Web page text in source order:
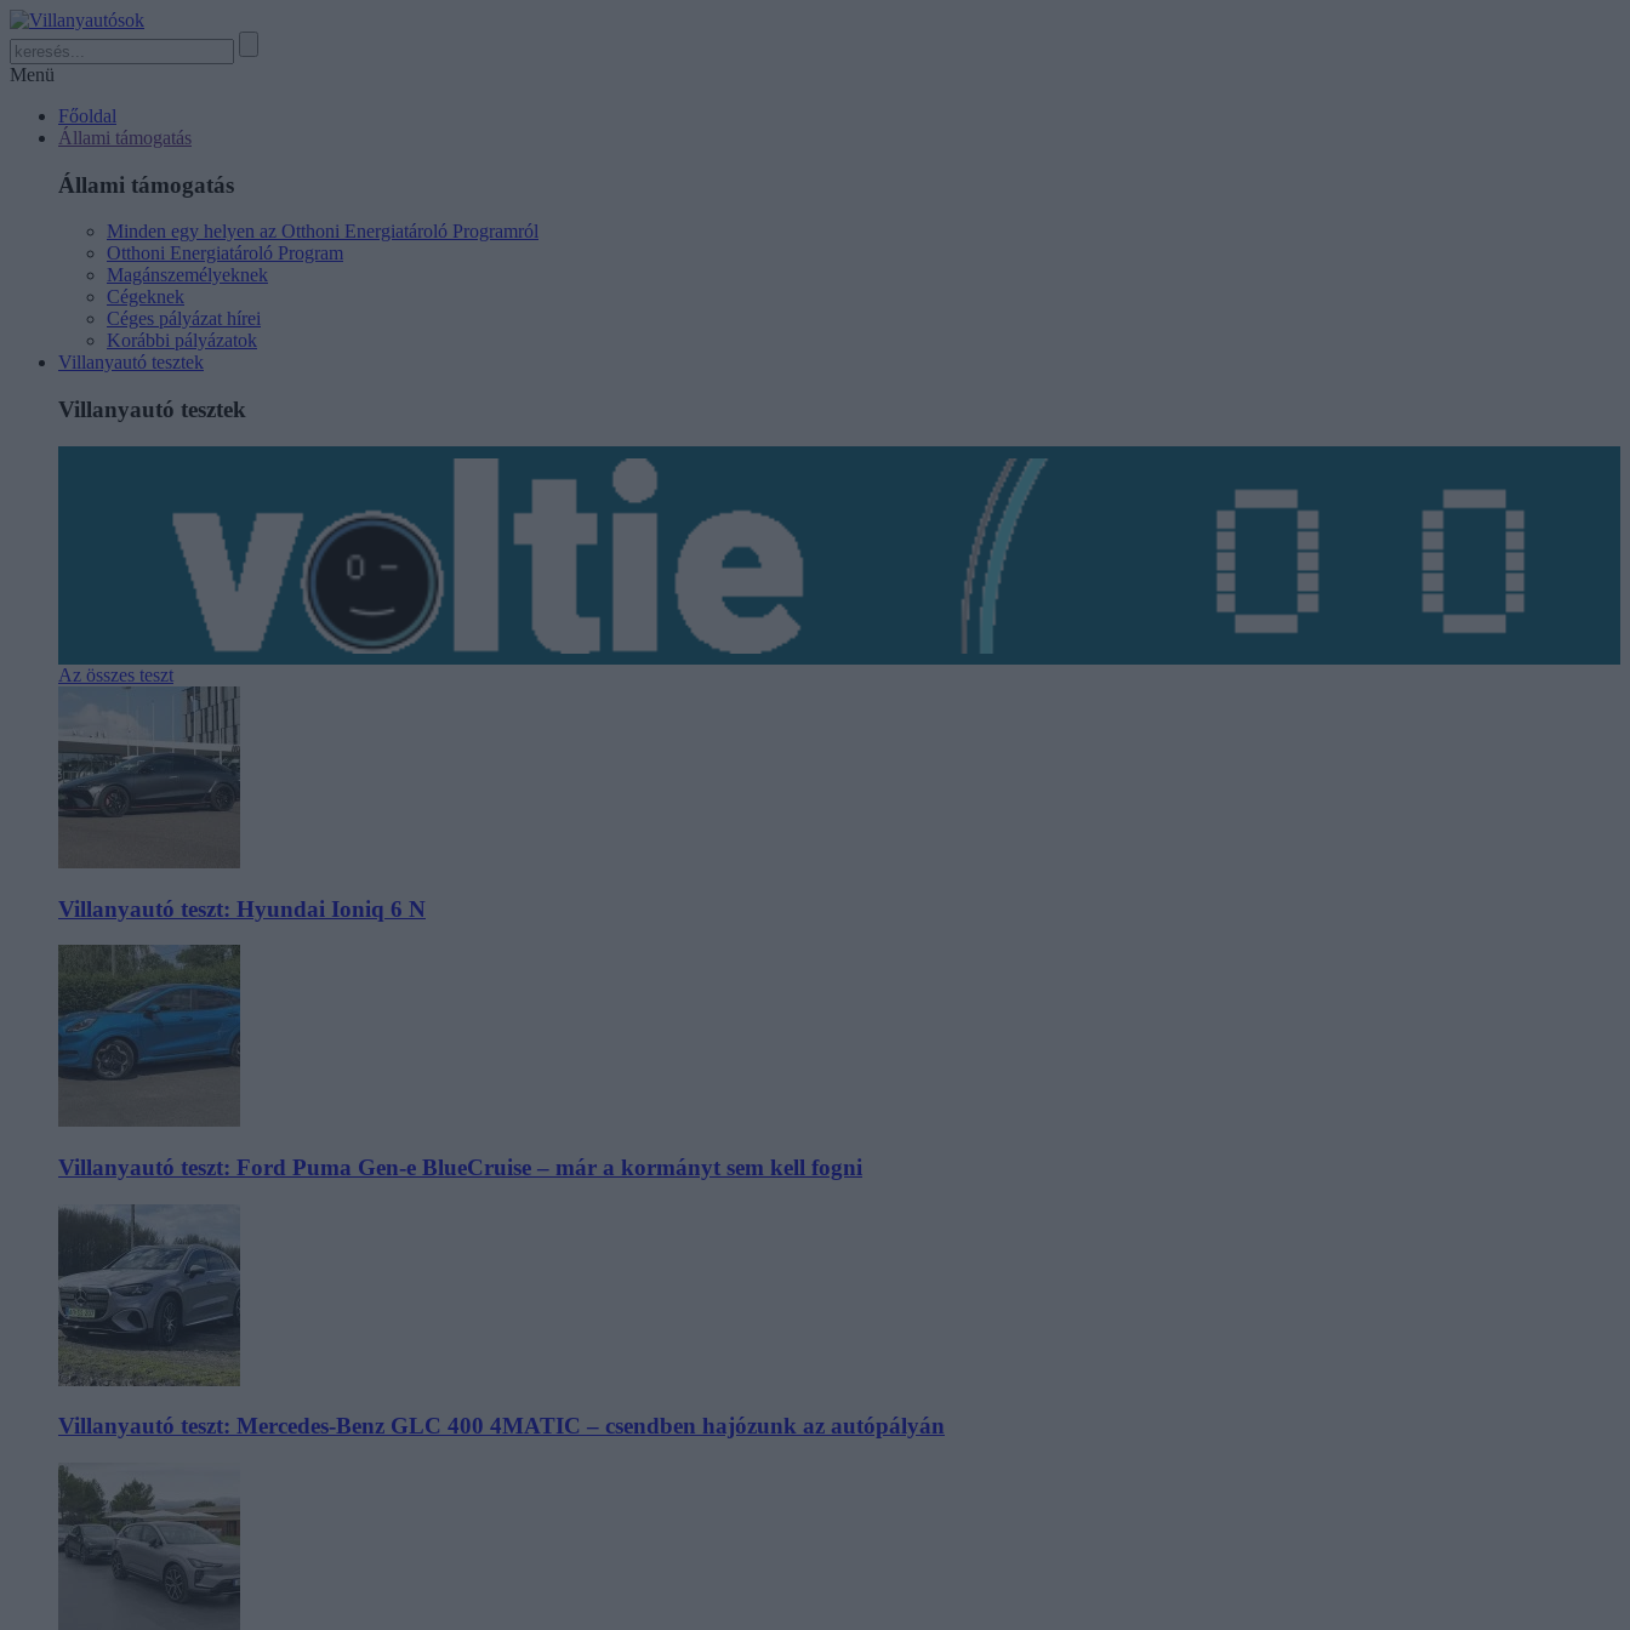
Menü
Főoldal
Állami támogatás
Állami támogatás
Minden egy helyen az Otthoni Energiatároló Programról
Otthoni Energiatároló Program
Magánszemélyeknek
Cégeknek
Céges pályázat hírei
Korábbi pályázatok
Villanyautó tesztek
Villanyautó tesztek
Az összes teszt
Villanyautó teszt: Hyundai Ioniq 6 N
Villanyautó teszt: Ford Puma Gen-e BlueCruise – már a kormányt sem kell fogni
Villanyautó teszt: Mercedes-Benz GLC 400 4MATIC – csendben hajózunk az autópályán